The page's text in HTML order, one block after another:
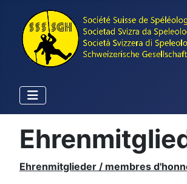
Ehrenmitglieder / membres